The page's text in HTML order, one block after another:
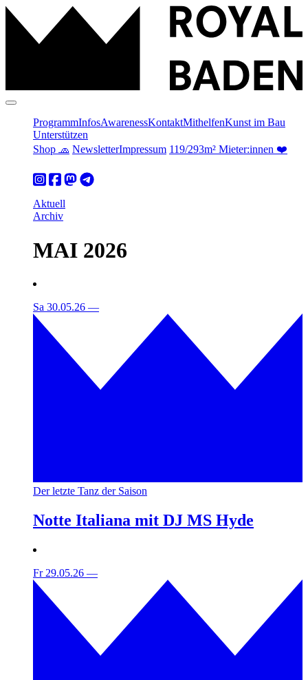
ProgrammInfosAwarenessKontaktMithelfenKunst im Bau
Unterstützen
Shop 🧢 NewsletterImpressum 119/293m² Mieter:innen ❤️
Aktuell
Archiv
MAI 2026
Sa 30.05.26 —
Der letzte Tanz der Saison
Notte Italiana mit DJ MS Hyde
Fr 29.05.26 —